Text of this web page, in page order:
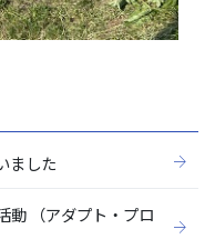
ました
動 （アダプト・プロ